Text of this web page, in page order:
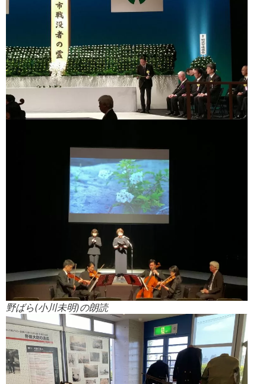
野ばら(小川未明)の朗読